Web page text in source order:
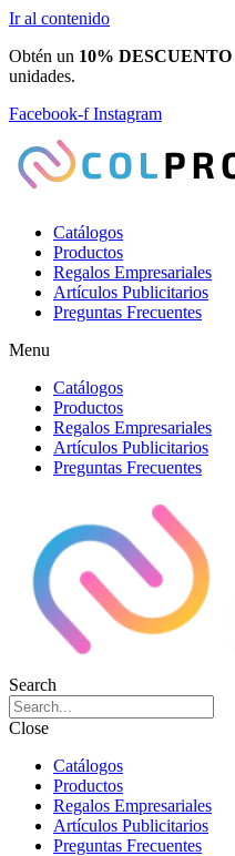
Ir al contenido
Obtén un 10% DESCUENTO
unidades.
Facebook-f Instagram
Catálogos
Productos
Regalos Empresariales
Artículos Publicitarios
Preguntas Frecuentes
Menu
Catálogos
Productos
Regalos Empresariales
Artículos Publicitarios
Preguntas Frecuentes
Search
Close
Catálogos
Productos
Regalos Empresariales
Artículos Publicitarios
Preguntas Frecuentes